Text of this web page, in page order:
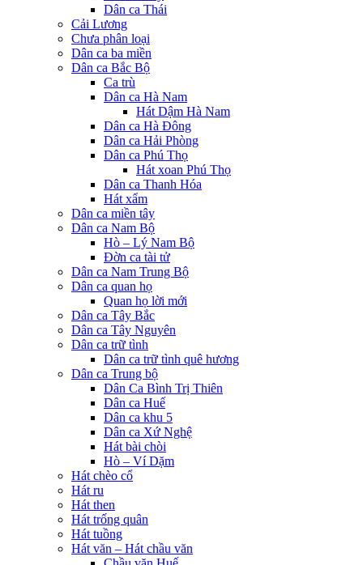
Dân ca Thái
Cải Lương
Chưa phân loại
Dân ca ba miền
Dân ca Bắc Bộ
Ca trù
Dân ca Hà Nam
Hát Dậm Hà Nam
Dân ca Hà Đông
Dân ca Hải Phòng
Dân ca Phú Thọ
Hát xoan Phú Thọ
Dân ca Thanh Hóa
Hát xẩm
Dân ca miền tây
Dân ca Nam Bộ
Hò – Lý Nam Bộ
Đờn ca tài tử
Dân ca Nam Trung Bộ
Dân ca quan họ
Quan họ lời mới
Dân ca Tây Bắc
Dân ca Tây Nguyên
Dân ca trữ tình
Dân ca trữ tình quê hương
Dân ca Trung bộ
Dân Ca Bình Trị Thiên
Dân ca Huế
Dân ca khu 5
Dân ca Xứ Nghệ
Hát bài chòi
Hò – Ví Dặm
Hát chèo cổ
Hát ru
Hát then
Hát trống quân
Hát tuồng
Hát văn – Hát chầu văn